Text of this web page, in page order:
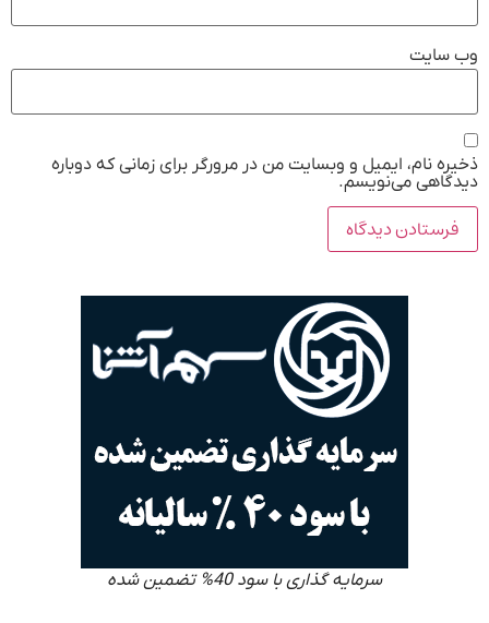
وب‌ سایت
ذخیره نام، ایمیل و وبسایت من در مرورگر برای زمانی که دوباره
دیدگاهی می‌نویسم.
سرمایه گذاری با سود 40% تضمین شده